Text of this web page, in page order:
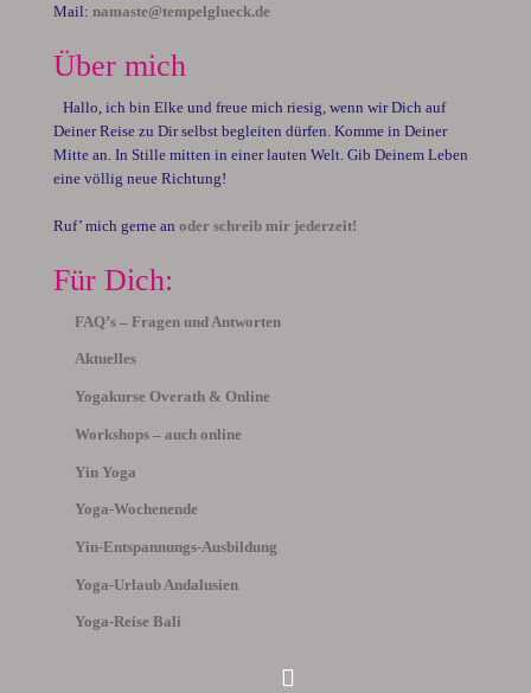
Mail: namaste@tempelglueck.de
Über mich
Hallo, ich bin Elke und freue mich riesig, wenn wir Dich auf
Deiner Reise zu Dir selbst begleiten dürfen. Komme in Deiner
Mitte an. In Stille mitten in einer lauten Welt. Gib Deinem Leben
eine völlig neue Richtung!
Ruf’ mich gerne an oder schreib mir jederzeit!
Für Dich:
FAQ’s – Fragen und Antworten
Aktuelles
Yogakurse Overath & Online
Workshops – auch online
Yin Yoga
Yoga-Wochenende
Yin-Entspannungs-Ausbildung
Yoga-Urlaub Andalusien
Yoga-Reise Bali